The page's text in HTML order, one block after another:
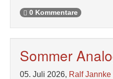
0 Kommentare
Sommer
05. Juli 2026, Ralf Jannke